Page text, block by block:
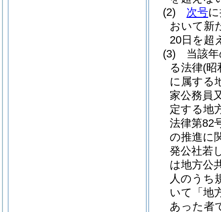
(2)
次号
おいて新
20日を超
(3)
当該
る法律(昭
に属する
家公務員
定する地
法律第82
の推進に
発公社若
は地方公
人のうち
いて「地
あった者